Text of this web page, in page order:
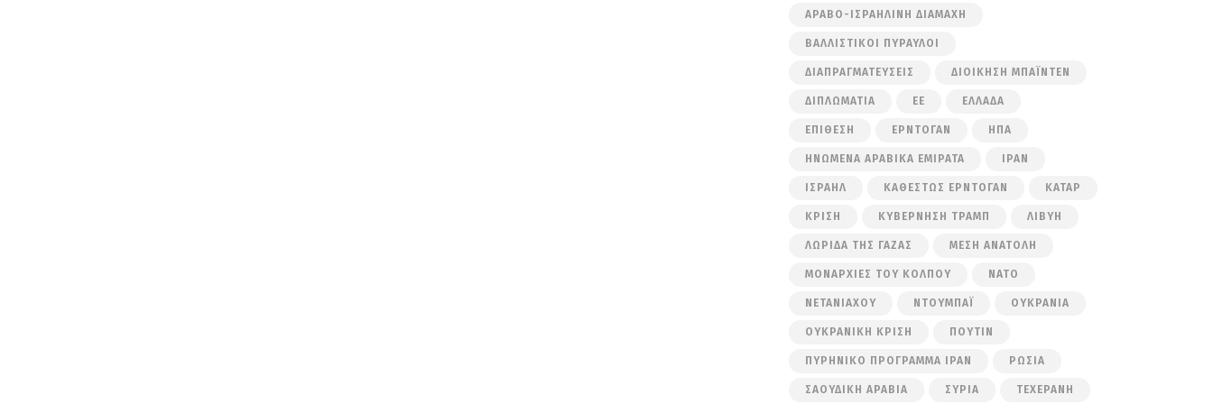
ΑΡΑΒΟ-ΙΣΡΑΗΛΙΝΉ ΔΙΑΜΆΧΗ
ΒΑΛΛΙΣΤΙΚΟΊ ΠΎΡΑΥΛΟΙ
ΔΙΑΠΡΑΓΜΑΤΕΎΣΕΙΣ ΔΙΟΊΚΗΣΗ ΜΠΆΙΝΤΕΝ
ΔΙΠΛΩΜΑΤΊΑ ΕΕ ΕΛΛΆΔΑ
ΕΠΊΘΕΣΗ ΕΡΝΤΟΓΆΝ ΗΠΑ
ΗΝΩΜΈΝΑ ΑΡΑΒΙΚΆ ΕΜΙΡΆΤΑ ΙΡΆΝ
ΙΣΡΑΉΛ ΚΑΘΕΣΤΏΣ ΕΡΝΤΟΓΆΝ ΚΑΤΆΡ
ΚΡΊΣΗ ΚΥΒΈΡΝΗΣΗ ΤΡΑΜΠ ΛΙΒΎΗ
ΛΩΡΊΔΑ ΤΗΣ ΓΆΖΑΣ ΜΈΣΗ ΑΝΑΤΟΛΉ
ΜΟΝΑΡΧΊΕΣ ΤΟΥ ΚΌΛΠΟΥ ΝΑΤΟ
ΝΕΤΑΝΙΆΧΟΥ ΝΤΟΥΜΠΆΙ ΟΥΚΡΑΝΊΑ
ΟΥΚΡΑΝΙΚΉ ΚΡΊΣΗ ΠΟΎΤΙΝ
ΠΥΡΗΝΙΚΌ ΠΡΌΓΡΑΜΜΑ ΙΡΆΝ ΡΩΣΊΑ
ΣΑΟΥΔΙΚΉ ΑΡΑΒΊΑ ΣΥΡΊΑ ΤΕΧΕΡΆΝΗ